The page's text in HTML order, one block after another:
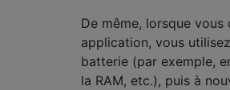
De même, lorsque vous
application, vous
batterie (par exemple,
la RAM, etc.), puis à